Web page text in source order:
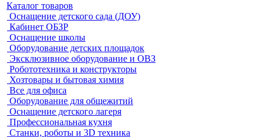
Каталог товаров
Оснащение детского сада (ДОУ)
Кабинет ОБЗР
Оснащение школы
Оборудование детских площадок
Эксклюзивное оборудование и ОВЗ
Робототехника и конструкторы
Хозтовары и бытовая химия
Все для офиса
Оборудование для общежитий
Оснащение детского лагеря
Профессиональная кухня
Станки, роботы и 3D техника